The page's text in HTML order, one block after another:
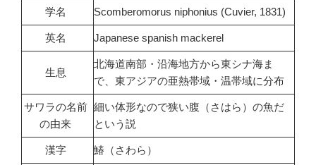
学名 Scomberomorus niphonius (Cuvier, 1831)
英名 Japanese spanish mackerel
生息
北海道南部・沿海地方から東シナ海ま
で、東アジアの亜熱帯域・温帯域に分布
サワラの名前
の由来
細い体形なので狭い腹（さはら）の魚だ
という説
漢字 鰆（さわら）